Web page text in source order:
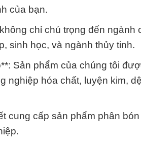
của bạn.
chỉ chú trọng đến ngành
sinh học, và ngành thủy tinh.
Sản phẩm của chúng tôi
nghiệp hóa chất, luyện kim,
cung cấp sản phẩm phân